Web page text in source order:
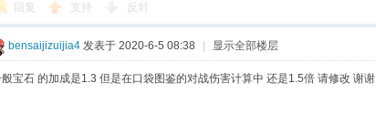
回复 支持 反对
bensaijizuijia4 发表于 2020-6-5 08:38 | 显示全部楼层
宝石 的加成是1.3 但是在口袋图鉴的对战伤害计算中 还是1.5倍 请修改 谢谢